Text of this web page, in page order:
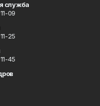
служба
09
25
45